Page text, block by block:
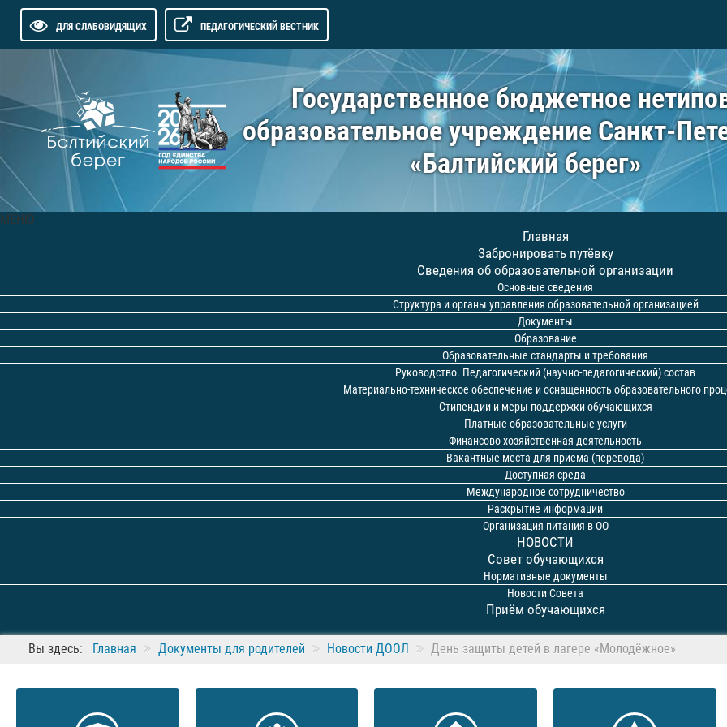
ДЛЯ СЛАБОВИДЯЩИХ ПЕДАГОГИЧЕСКИЙ ВЕСТНИК
Государственное бюджетное
образовательное учреждение Санкт-
«Балтийский берег»
МЕНЮ
Главная
Забронировать путёвку
Сведения об образовательной организации
Основные сведения
Структура и органы управления образовательной организацией
Документы
Образование
Образовательные стандарты и требования
Руководство. Педагогический (научно-педагогический) состав
Материально-техническое обеспечение и оснащенность образовательного
Стипендии и меры поддержки обучающихся
Платные образовательные услуги
Финансово-хозяйственная деятельность
Вакантные места для приема (перевода)
Доступная среда
Международное сотрудничество
Раскрытие информации
Организация питания в ОО
НОВОСТИ
Совет обучающихся
Нормативные документы
Новости Совета
Приём обучающихся
Вы здесь: Главная Документы для родителей Новости ДООЛ День защиты детей в лагере «Молодёжное»